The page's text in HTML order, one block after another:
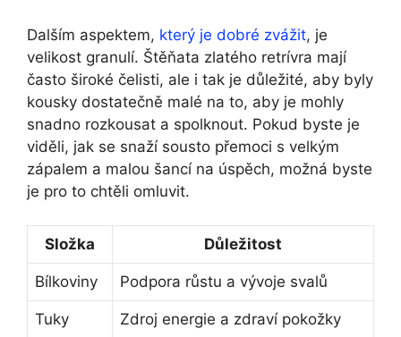
Dalším aspektem, který je dobré zvážit, je
velikost granulí. Štěňata zlatého retrívra mají
často široké čelisti, ale i tak je důležité, aby byly
kousky dostatečně malé na to, aby je mohly
snadno rozkousat a spolknout. Pokud byste je
viděli, jak se snaží sousto přemoci s velkým
zápalem a malou šancí na úspěch, možná byste
je pro to chtěli omluvit.
Složka Důležitost
Bílkoviny Podpora růstu a vývoje svalů
Tuky Zdroj energie a zdraví pokožky